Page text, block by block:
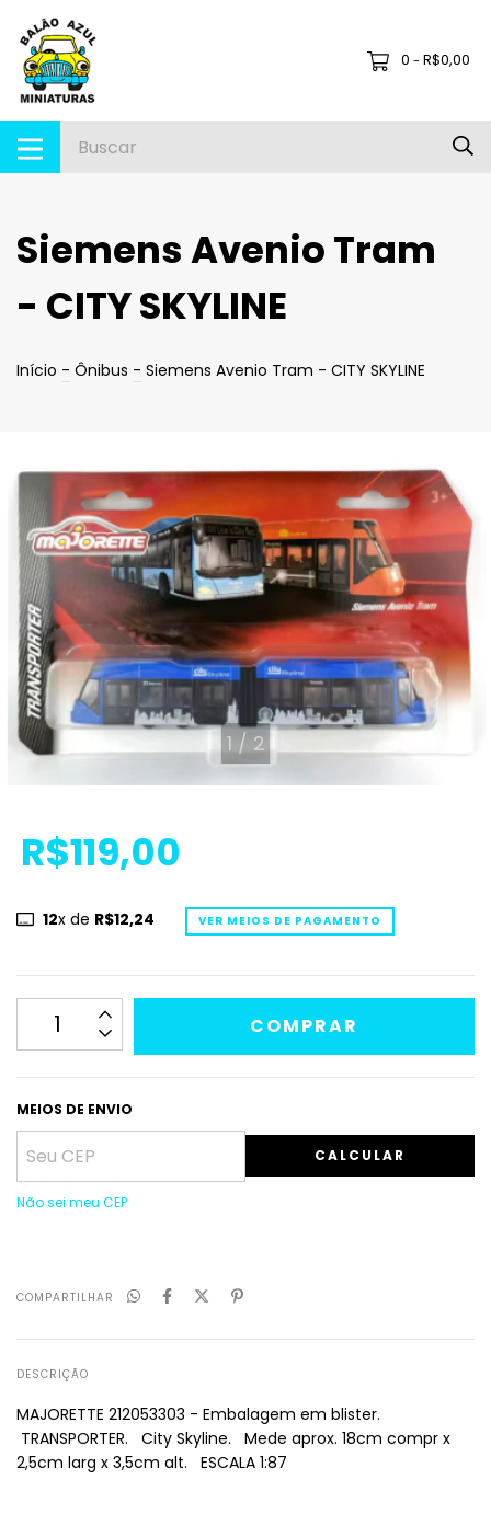
0 - R$0,00
Siemens Avenio Tram
- CITY SKYLINE
Início - Ônibus - Siemens Avenio Tram - CITY SKYLINE
1 / 2
R$119,00
12x de R$12,24 VER MEIOS DE PAGAMENTO
MEIOS DE ENVIO
CALCULAR
Não sei meu CEP
COMPARTILHAR
DESCRIÇÃO
MAJORETTE 212053303 - Embalagem em blister.
TRANSPORTER. City Skyline. Mede aprox. 18cm compr x
2,5cm larg x 3,5cm alt. ESCALA 1:87